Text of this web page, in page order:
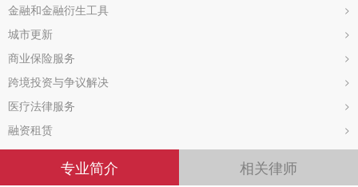
金融和金融衍生工具 >
城市更新 >
商业保险服务 >
跨境投资与争议解决 >
医疗法律服务 >
融资租赁 >
专业简介 相关律师